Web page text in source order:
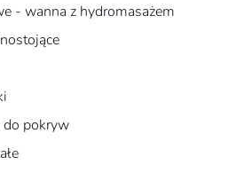
- wanna z hydromasażem
pokryw